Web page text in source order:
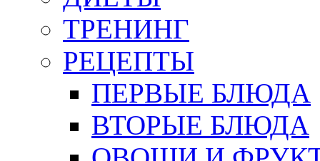
ТРЕНИНГ
РЕЦЕПТЫ
ПЕРВЫЕ БЛЮДА
ВТОРЫЕ БЛЮДА